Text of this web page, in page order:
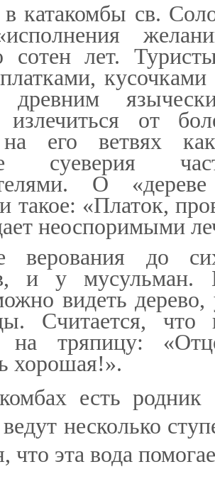
катакомбы св.
сотен лет.
кусочками
древним
излечиться от
его ветвях
суеверия
О
такое: «Платок,
неоспоримыми
верования до
и у мусульман.
видеть
Считается, что
на тряпицу:
хорошая!».
есть
несколько
что эта вода